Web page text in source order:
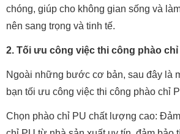
chóng, giúp cho không gian sống và
nên sang trọng và tinh tế.
2. Tối ưu công việc thi công phào chỉ
Ngoài những bước cơ bản, sau đây là
bạn tối ưu công việc thi công phào chỉ
Chọn phào chỉ PU chất lượng cao: